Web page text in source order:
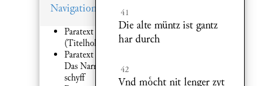
Navigation
Paratext 2:
(Titelholzschnitt)
Paratext 2:
Das Narren
schyff
41
Die alte müntz ist gantz
har durch
42
Vnd mcht nit lenger zyt